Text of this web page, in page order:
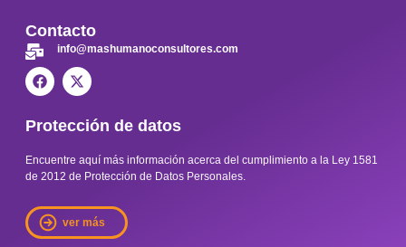
Contacto
info@mashumanoconsultores.com
Protección de datos
Encuentre aquí más información acerca del cumplimiento a la Ley 1581
de 2012 de Protección de Datos Personales.
ver más